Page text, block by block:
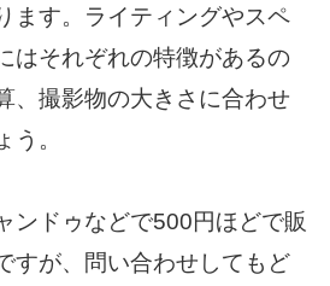
ます。ライティングやスペ
はそれぞれの特徴があるの
、撮影物の大きさに合わせ
う。
ンドゥなどで500円ほどで販
すが、問い合わせしてもど